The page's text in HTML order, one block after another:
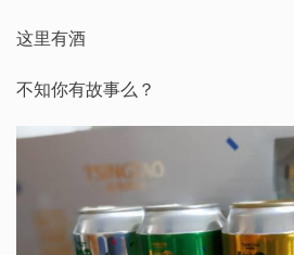
这里有酒
不知你有故事么？